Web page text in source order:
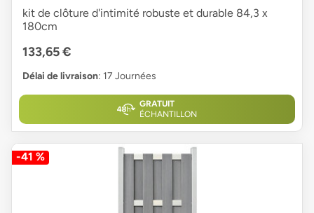
kit de clôture d'intimité robuste et durable 84,3 x
180cm
133,65 €
Délai de livraison: 17 Journées
GRATUIT
ÉCHANTILLON
-41 %